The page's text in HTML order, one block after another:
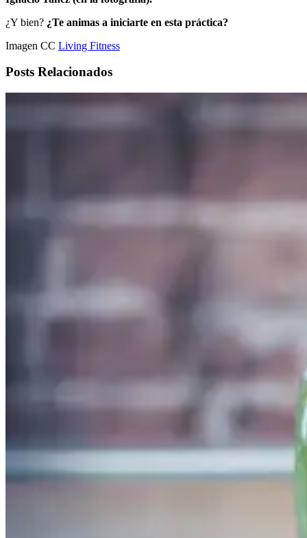
¿Y bien? ¿Te animas a iniciarte en esta práctica?
Imagen CC Living Fitness
Posts Relacionados